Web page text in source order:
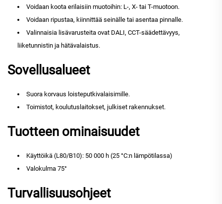
Voidaan koota erilaisiin muotoihin: L-, X- tai T-muotoon.
Voidaan ripustaa, kiinnittää seinälle tai asentaa pinnalle.
Valinnaisia lisävarusteita ovat DALI, CCT-säädettävyys,
liiketunnistin ja hätävalaistus.
Sovellusalueet
Suora korvaus loisteputkivalaisimille.
Toimistot, koulutuslaitokset, julkiset rakennukset.
Tuotteen ominaisuudet
Käyttöikä (L80/B10): 50 000 h (25 °C:n lämpötilassa)
Valokulma 75°
Turvallisuusohjeet